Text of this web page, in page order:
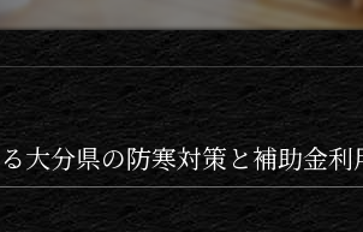
大分県の防寒対策と補助金利